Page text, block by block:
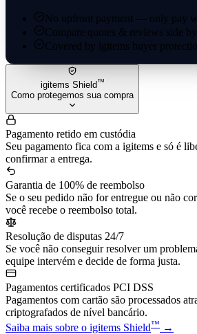
No upfront payment — only pay
Compare quotes & reviews side
Covered by igitems buyer
igitems Shield™
Como protegemos sua compra
Pagamento retido em custódia
Seu pagamento fica com a igitems e só é
confirmar a entrega.
Garantia de 100% de reembolso
Se o seu pedido não for entregue ou não
você recebe o reembolso total.
Resolução de disputas 24/7
Se você não conseguir resolver um
equipe intervém e decide de forma justa.
Pagamentos certificados PCI DSS
Pagamentos com cartão são processados
criptografados de nível bancário.
Saiba mais sobre o igitems Shield™ →